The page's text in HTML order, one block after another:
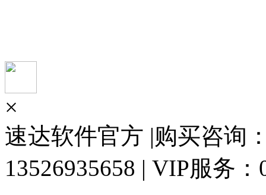
×
速达软件官方 |购买咨询
13526935658 | VIP服务：